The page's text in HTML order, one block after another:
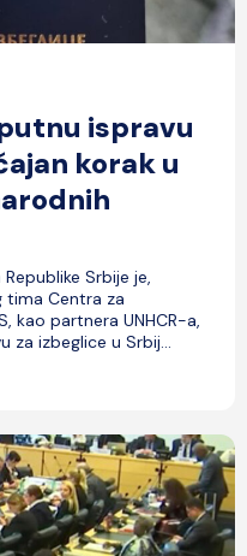
ispravu
korak u
Srbije je,
Centra za
kao partnera UNHCR-a,
za izbeglice u Srbij...